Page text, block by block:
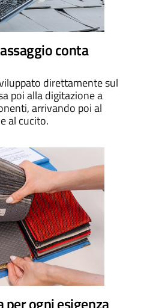
conta
direttamente sul
poi alla digitazione a
arrivando poi al
al cucito.
ogni esigenza